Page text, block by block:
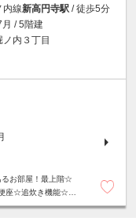
内線新高円寺駅 / 徒歩5分
/ 5階建
内３丁目
るお部屋！最上階☆
座☆追炊き機能☆独